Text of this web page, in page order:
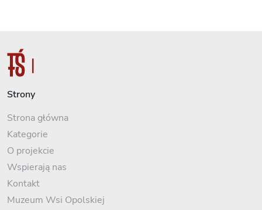
Strony
Strona główna
Kategorie
O projekcie
Wspierają nas
Kontakt
Muzeum Wsi Opolskiej